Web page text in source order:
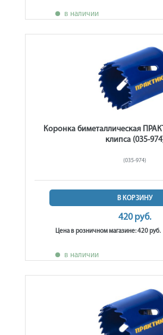
в наличии
Коронка биметаллическая
клипса (035-
(035-974)
В КОРЗИНУ
420 руб.
Цена в розничном магазине: 420 руб.
в наличии